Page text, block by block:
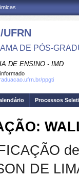
UFRN
DE PÓS-
DE ENSINO - IMD
ppgti
Processos
DE